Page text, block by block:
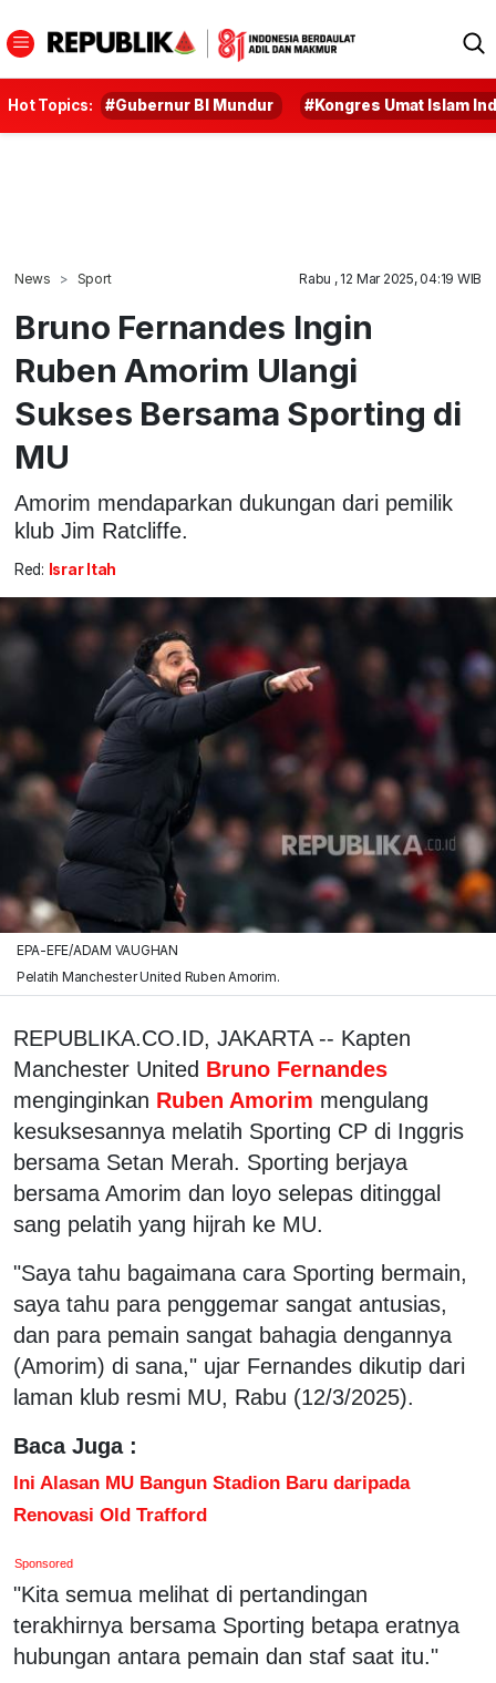
Hot Topics: #Gubernur BI Mundur #Kongres Umat Islam
News Sport Rabu , 12 Mar 2025, 04:19 WIB
Bruno Fernandes Ingin
Ruben Amorim Ulangi
Sukses Bersama Sporting di
MU
Amorim mendaparkan dukungan dari pemilik
klub Jim Ratcliffe.
Red: Israr Itah
EPA-EFE/ADAM VAUGHAN
Pelatih Manchester United Ruben Amorim.
REPUBLIKA.CO.ID, JAKARTA -- Kapten
Manchester United Bruno Fernandes
menginginkan Ruben Amorim mengulang
kesuksesannya melatih Sporting CP di Inggris
bersama Setan Merah. Sporting berjaya
bersama Amorim dan loyo selepas ditinggal
sang pelatih yang hijrah ke MU.
"Saya tahu bagaimana cara Sporting bermain,
saya tahu para penggemar sangat antusias,
dan para pemain sangat bahagia dengannya
(Amorim) di sana," ujar Fernandes dikutip dari
laman klub resmi MU, Rabu (12/3/2025).
Baca Juga :
Ini Alasan MU Bangun Stadion Baru daripada
Renovasi Old Trafford
Sponsored
"Kita semua melihat di pertandingan
terakhirnya bersama Sporting betapa eratnya
hubungan antara pemain dan staf saat itu."